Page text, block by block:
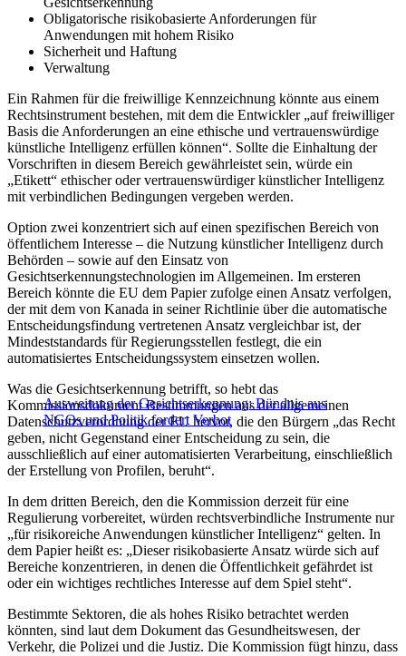
Obligatorische risikobasierte Anforderungen für
Anwendungen mit hohem Risiko
Sicherheit und Haftung
Verwaltung
Ein Rahmen für die freiwillige Kennzeichnung könnte aus einem
Rechtsinstrument bestehen, mit dem die Entwickler „auf freiwilliger
Basis die Anforderungen an eine ethische und vertrauenswürdige
künstliche Intelligenz erfüllen können“. Sollte die Einhaltung der
Vorschriften in diesem Bereich gewährleistet sein, würde ein
„Etikett“ ethischer oder vertrauenswürdiger künstlicher Intelligenz
mit verbindlichen Bedingungen vergeben werden.
Option zwei konzentriert sich auf einen spezifischen Bereich von
öffentlichem Interesse – die Nutzung künstlicher Intelligenz durch
Behörden – sowie auf den Einsatz von
Gesichtserkennungstechnologien im Allgemeinen. Im ersteren
Bereich könnte die EU dem Papier zufolge einen Ansatz verfolgen,
der mit dem von Kanada in seiner Richtlinie über die automatische
Entscheidungsfindung vertretenen Ansatz vergleichbar ist, der
Mindeststandards für Regierungsstellen festlegt, die ein
automatisiertes Entscheidungssystem einsetzen wollen.
Ausweitung der Gesichtserkennung: Bündnis aus
NGOs und Politik fordert Verbot
Was die Gesichtserkennung betrifft, so hebt das
Kommissionsdokument Bestimmungen aus der allgemeinen
Datenschutzverordnung der EU hervor, die den Bürgern „das Recht
geben, nicht Gegenstand einer Entscheidung zu sein, die
ausschließlich auf einer automatisierten Verarbeitung, einschließlich
der Erstellung von Profilen, beruht“.
In dem dritten Bereich, den die Kommission derzeit für eine
Regulierung vorbereitet, würden rechtsverbindliche Instrumente nur
„für risikoreiche Anwendungen künstlicher Intelligenz“ gelten. In
dem Papier heißt es: „Dieser risikobasierte Ansatz würde sich auf
Bereiche konzentrieren, in denen die Öffentlichkeit gefährdet ist
oder ein wichtiges rechtliches Interesse auf dem Spiel steht“.
Bestimmte Sektoren, die als hohes Risiko betrachtet werden
könnten, sind laut dem Dokument das Gesundheitswesen, der
Verkehr, die Polizei und die Justiz. Die Kommission fügt hinzu, dass